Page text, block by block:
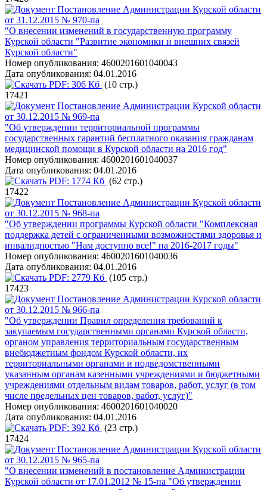
Постановление Администрации Курской области
от 31.12.2015 № 970-па
"О внесении изменений в государственную программу
Курской области "Развитие экономики и внешних связей
Курской области"
Номер опубликования: 4600201601040043
Дата опубликования: 04.01.2016
PDF: 306 Кб (10 стр.)
17421
Постановление Администрации Курской области
от 30.12.2015 № 969-па
"Об утверждении территориальной программы
государственных гарантий бесплатного оказания гражданам
медицинской помощи в Курской области на 2016 год"
Номер опубликования: 4600201601040037
Дата опубликования: 04.01.2016
PDF: 1774 Кб (62 стр.)
17422
Постановление Администрации Курской области
от 30.12.2015 № 968-па
"Об утверждении программы Курской области "Комплексная
поддержка детей с ограниченными возможностями здоровья и
инвалидностью "Нам доступно все!" на 2016-2017 годы"
Номер опубликования: 4600201601040036
Дата опубликования: 04.01.2016
PDF: 2779 Кб (105 стр.)
17423
Постановление Администрации Курской области
от 30.12.2015 № 966-па
"Об утверждении Правил определения требований к
закупаемым государственными органами Курской области,
органом управления территориальным государственным
внебюджетным фондом Курской области, их
территориальными органами и подведомственными
указанным органам казенными учреждениями и бюджетными
учреждениями отдельным видам товаров, работ, услуг (в том
числе предельных цен товаров, работ, услуг)"
Номер опубликования: 4600201601040020
Дата опубликования: 04.01.2016
PDF: 392 Кб (23 стр.)
17424
Постановление Администрации Курской области
от 30.12.2015 № 965-па
"О внесении изменений в постановление Администрации
Курской области от 17.01.2012 № 15-па "Об утверждении